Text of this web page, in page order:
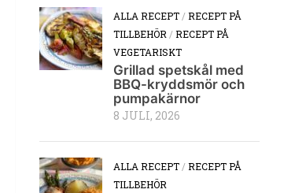
ALLA RECEPT /RECEPT PÅ
TILLBEHÖR /RECEPT PÅ
VEGETARISKT
Grillad spetskål med
BBQ-kryddsmör och
pumpakärnor
8 JULI, 2026
ALLA RECEPT /RECEPT PÅ
TILLBEHÖR